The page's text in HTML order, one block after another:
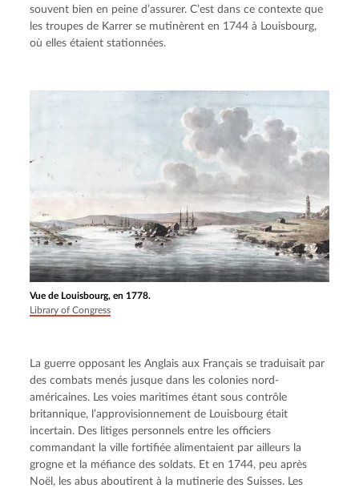
souvent bien en peine d’assurer. C’est dans ce contexte que
les troupes de Karrer se mutinèrent en 1744 à Louisbourg,
où elles étaient stationnées.
Vue de Louisbourg, en 1778.
Library of Congress
La guerre opposant les Anglais aux Français se traduisait par
des combats menés jusque dans les colonies nord-
américaines. Les voies maritimes étant sous contrôle
britannique, l’approvisionnement de Louisbourg était
incertain. Des litiges personnels entre les officiers
commandant la ville fortifiée alimentaient par ailleurs la
grogne et la méfiance des soldats. Et en 1744, peu après
Noël, les abus aboutirent à la mutinerie des Suisses. Les